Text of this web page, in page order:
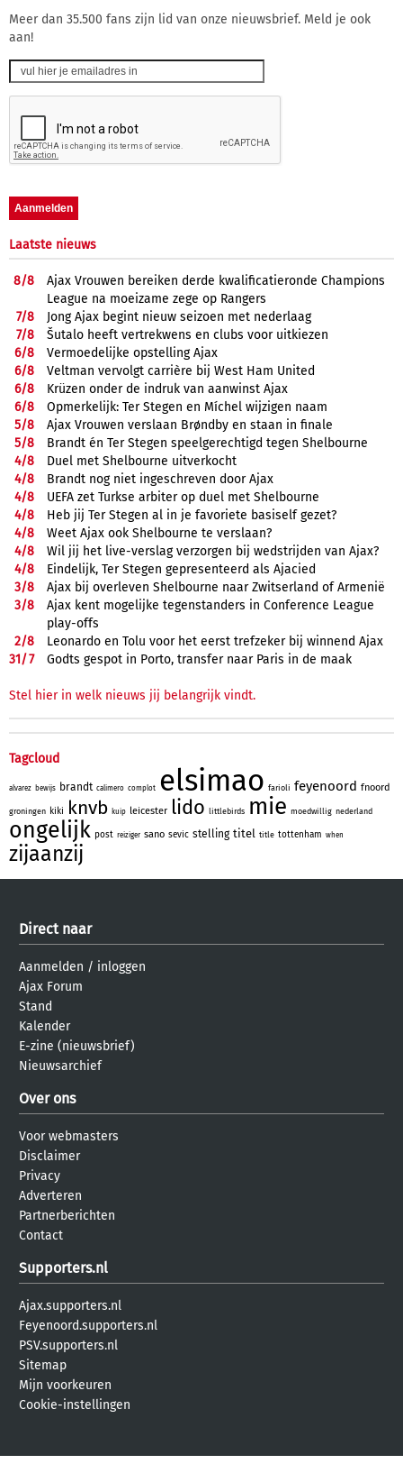
Meer dan 35.500 fans zijn lid van onze nieuwsbrief. Meld je ook
aan!
Laatste nieuws
8/8
Ajax Vrouwen bereiken derde kwalificatieronde Champions
League na moeizame zege op Rangers
7/8
Jong Ajax begint nieuw seizoen met nederlaag
7/8
Šutalo heeft vertrekwens en clubs voor uitkiezen
6/8
Vermoedelijke opstelling Ajax
6/8
Veltman vervolgt carrière bij West Ham United
6/8
Krüzen onder de indruk van aanwinst Ajax
6/8
Opmerkelijk: Ter Stegen en Míchel wijzigen naam
5/8
Ajax Vrouwen verslaan Brøndby en staan in finale
5/8
Brandt én Ter Stegen speelgerechtigd tegen Shelbourne
4/8
Duel met Shelbourne uitverkocht
4/8
Brandt nog niet ingeschreven door Ajax
4/8
UEFA zet Turkse arbiter op duel met Shelbourne
4/8
Heb jij Ter Stegen al in je favoriete basiself gezet?
4/8
Weet Ajax ook Shelbourne te verslaan?
4/8
Wil jij het live-verslag verzorgen bij wedstrijden van Ajax?
4/8
Eindelijk, Ter Stegen gepresenteerd als Ajacied
3/8
Ajax bij overleven Shelbourne naar Zwitserland of Armenië
3/8
Ajax kent mogelijke tegenstanders in Conference League
play-offs
2/8
Leonardo en Tolu voor het eerst trefzeker bij winnend Ajax
31/7 Godts gespot in Porto, transfer naar Paris in de maak
Stel hier in welk nieuws jij belangrijk vindt.
Tagcloud
alvarez bewijs brandt calimero complot elsimao farioli feyenoord fnoord
groningen kiki knvb kuip leicester lido littlebirds mie moedwillig nederland
ongelijk post reiziger sano sevic stelling titel title tottenham when
zijaanzij
Direct naar
Aanmelden / inloggen
Ajax Forum
Stand
Kalender
E-zine (nieuwsbrief)
Nieuwsarchief
Over ons
Voor webmasters
Disclaimer
Privacy
Adverteren
Partnerberichten
Contact
Supporters.nl
Ajax.supporters.nl
Feyenoord.supporters.nl
PSV.supporters.nl
Sitemap
Mijn voorkeuren
Cookie-instellingen